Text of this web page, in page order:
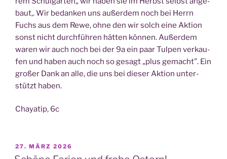
baut,. Wir bedan­ken uns außer­dem noch bei Herrn
Fuchs aus dem Rewe, ohne den wir solch eine Akti­on
sonst nicht durch­füh­ren hät­ten kön­nen. Außer­dem
waren wir auch noch bei der 9a ein paar Tul­pen ver­kau­
fen und haben auch noch so gesagt „plus gemacht”. Ein
gro­ßer Dank an alle, die uns bei die­ser Akti­on unter­
stützt haben.
Cha­ya­tip, 6c
VERÖFFENTLICHT
AM
27. MÄRZ 2026